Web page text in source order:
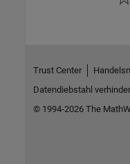
Trust Center
Datendiebstahl
© 1994-2026 The